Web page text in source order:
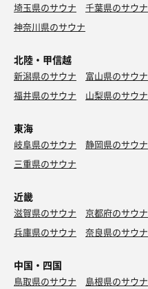
埼玉県のサウナ
千葉県のサウナ
神奈川県のサウナ
北陸・甲信越
新潟県のサウナ 富山県のサウナ
福井県のサウナ
山梨県のサウナ
東海
岐阜県のサウナ 静岡県のサウナ
三重県のサウナ
近畿
滋賀県のサウナ 京都府のサウナ
兵庫県のサウナ
奈良県のサウナ
中国・四国
鳥取県のサウナ 島根県のサウナ